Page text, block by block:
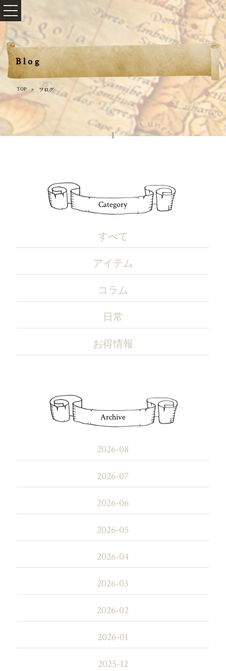
Blog
TOP ブログ
Category
すべて
アイテム
コラム
日常
お得情報
Archive
2026-08
2026-07
2026-06
2026-05
2026-04
2026-03
2026-02
2026-01
2025-12
1